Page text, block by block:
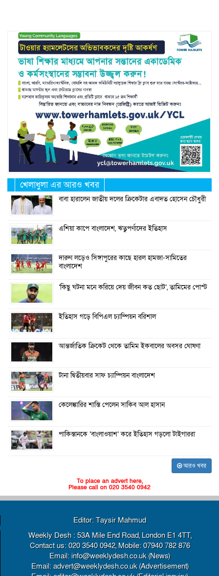
খেলাধুলা এর আরও খবর
বাবা হারালেন জাতীয় দলের ক্রিকেটার এবাদত হোসেন চৌধুরী
এশিয়া কাপে বাংলাদেশ, ঋতুপর্ণাদের ইতিহাস
দারুণ লড়েও সিঙ্গাপুরের কাছে হারল হামজা-সামিতের
বাংলাদেশ
‘কিছু ঘটনা মনে করিয়ে দেয় জীবন কত ছোট’, তামিমের পোস্ট
ইতিহাস গড়ে বিপিএল চ্যাম্পিয়ন বরিশাল
আন্তর্জাতিক ক্রিকেট থেকে তামিম ইকবালের অবসর ঘোষণা
টানা দ্বিতীয়বার সাফ চ্যাম্পিয়ন বাংলাদেশ
কেলেঙ্কারির শাস্তি পেলেন সাকিব আল হাসান
পাকিস্তানকে ‘বাংলাওয়াশ’ করে ইতিহাস গড়লো টাইগাররা
আরও খবর
To place an advert here,
Please call on 020 3540 0942
Editor: Taysir Mahmud
Weekly Desh : 53A Mile End Road, London E1 4TT,
Contact us: 020 3540 0942, Mobile: 07940 782 876
Email: info@weeklydesh.co.uk (News)
Email: advert@weeklydesh.co.uk (Advertisement)